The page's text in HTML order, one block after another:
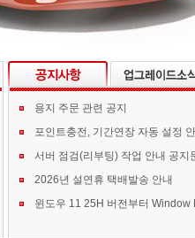
용지 주문 관련 공지
포인트충전, 기간연장 자동 설정
서버 점검(리부팅) 작업 안내 공지
2026년 설연휴 택배발송 안내